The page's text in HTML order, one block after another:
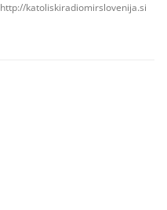
http://katoliskiradiomirslovenija.si